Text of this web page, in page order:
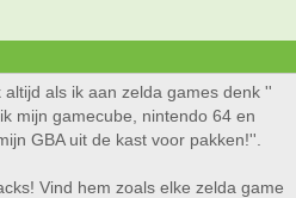
als ik aan zelda games denk ''
mijn gamecube, nintendo 64 en
GBA uit de kast voor pakken!''.
Vind hem zoals elke zelda game